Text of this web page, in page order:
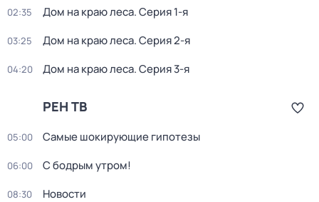
02:35 Дом на краю леса. Серия 1-я
03:25 Дом на краю леса. Серия 2-я
04:20 Дом на краю леса. Серия 3-я
РЕН ТВ
05:00 Самые шoкиpующие гипотезы
06:00 С бодрым утром!
08:30 Новости